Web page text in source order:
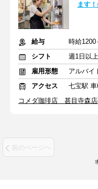
ます
給与
時給1200
シフト
雇用形態
アルバイ
アクセス
七宝駅
コメダ珈琲店 甚目寺森
前のページへ